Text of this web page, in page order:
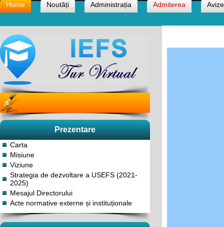
Home Noutăți Administrația Admiterea Avize
Prezentare
Carta
Misiune
Viziune
Strategia de dezvoltare a USEFS (2021-
2025)
Mesajul Directorului
Acte normative externe și instituționale